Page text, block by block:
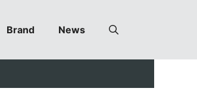
Brand News